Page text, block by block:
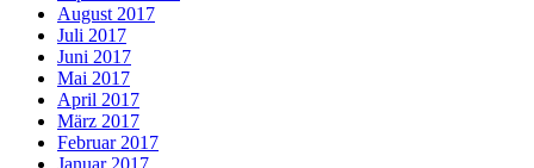
August 2017
Juli 2017
Juni 2017
Mai 2017
April 2017
März 2017
Februar 2017